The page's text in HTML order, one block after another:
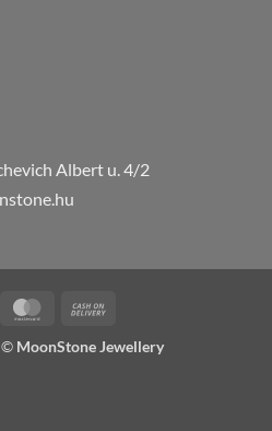
Albert u. 4/2
MasterCard
Delivery
© MoonStone Jewellery